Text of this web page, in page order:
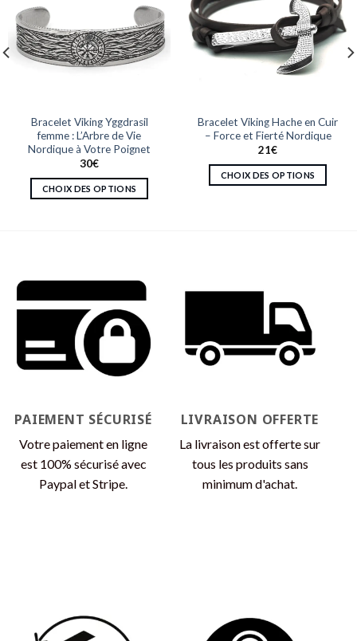
Bracelet Viking Yggdrasil
femme : L’Arbre de Vie
Nordique à Votre Poignet
30€
CHOIX DES OPTIONS
options
peuvent
être
choisies
sur
du
produit
Bracelet Viking Hache en Cuir
– Force et Fierté Nordique
21€
CHOIX DES OPTIONS
peuvent
être
choisies
sur
produit
PAIEMENT SÉCURISÉ
Votre paiement en ligne
est 100% sécurisé avec
Paypal et Stripe.
LIVRAISON OFFERTE
La livraison est offerte sur
tous les produits sans
minimum d'achat.